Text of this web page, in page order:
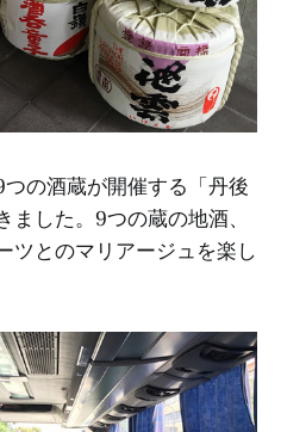
の酒蔵が開催する「丹後
した。9つの蔵の地酒、
ツとのマリアージュを楽し